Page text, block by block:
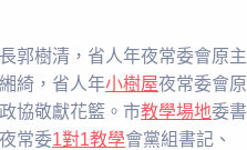
郭樹清，省人年夜常委會原主
綺，省人年小樹屋夜常委會原
協敬獻花籃。市教學場地委書
常委1對1教學會黨組書記、